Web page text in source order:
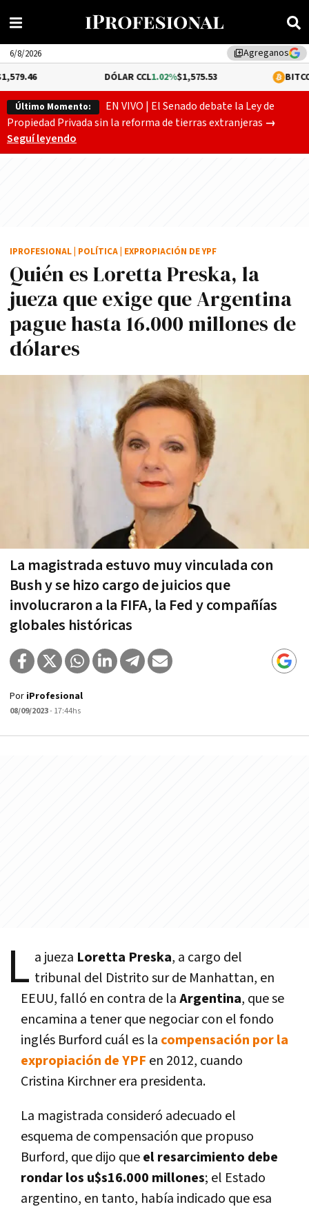
library_addAgreganos
6/8/2026
1.02%$1,575.53 -0.13%
Último Momento:
EN VIVO | El Senado debate la Ley de
Propiedad Privada sin la reforma de tierras extranjeras →
Seguí leyendo
Quién es Loretta Preska, la
jueza que exige que Argentina
pague hasta 16.000 millones de
dólares
La magistrada estuvo muy vinculada con
Bush y se hizo cargo de juicios que
involucraron a la FIFA, la Fed y compañías
globales históricas
IPROFESIONAL POLÍTICA EXPROPIACIÓN DE YPF
Por iProfesional
08/09/2023- 17:44hs
L a jueza Loretta Preska, a cargo del
tribunal del Distrito sur de Manhattan, en
EEUU, falló en contra de laArgentina, que se
encamina a tener que negociar con el fondo
inglés Burford cuál es la compensación por la
expropiación de YPF en 2012, cuando
Cristina Kirchner era presidenta.
La magistrada consideró adecuado el
esquema de compensación que propuso
Burford, que dijo queel resarcimiento debe
rondar los u$s16.000 millones; el Estado
argentino, en tanto, había indicado que esa